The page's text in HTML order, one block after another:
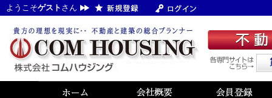
ようこそゲスト さん